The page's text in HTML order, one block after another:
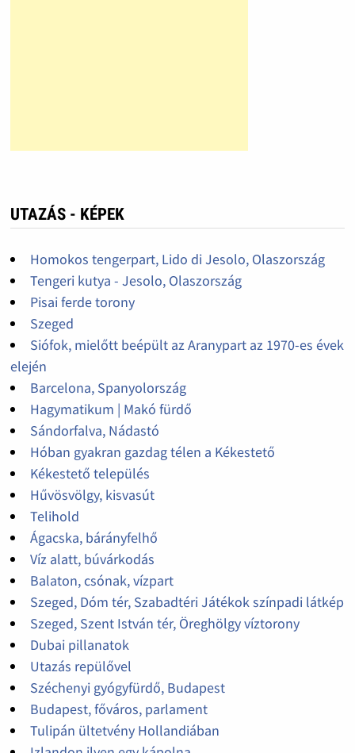
UTAZÁS - KÉPEK
Homokos tengerpart, Lido di Jesolo, Olaszország
Tengeri kutya - Jesolo, Olaszország
Pisai ferde torony
Szeged
Siófok, mielőtt beépült az Aranypart az 1970-es évek
elején
Barcelona, Spanyolország
Hagymatikum | Makó fürdő
Sándorfalva, Nádastó
Hóban gyakran gazdag télen a Kékestető
Kékestető település
Hűvösvölgy, kisvasút
Telihold
Ágacska, bárányfelhő
Víz alatt, búvárkodás
Balaton, csónak, vízpart
Szeged, Dóm tér, Szabadtéri Játékok színpadi látkép
Szeged, Szent István tér, Öreghölgy víztorony
Dubai pillanatok
Utazás repülővel
Széchenyi gyógyfürdő, Budapest
Budapest, főváros, parlament
Tulipán ültetvény Hollandiában